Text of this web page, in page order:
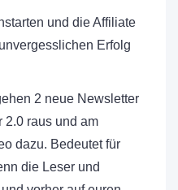
und die Affiliate
Erfolg
2 neue Newsletter
2.0 raus und am
dazu. Bedeutet für
die Leser und